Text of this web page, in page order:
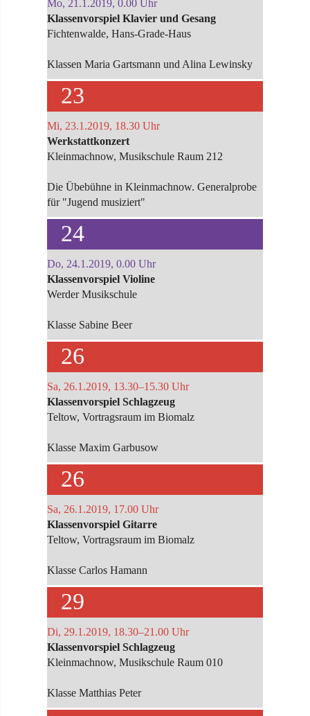
Mo, 21.1.2019, 0.00 Uhr
Klassenvorspiel Klavier und Gesang
Fichtenwalde, Hans-Grade-Haus
Klassen Maria Gartsmann und Alina Lewinsky
23
Mi, 23.1.2019, 18.30 Uhr
Werkstattkonzert
Kleinmachnow, Musikschule Raum 212
Die Übebühne in Kleinmachnow. Generalprobe
für "Jugend musiziert"
24
Do, 24.1.2019, 0.00 Uhr
Klassenvorspiel Violine
Werder Musikschule
Klasse Sabine Beer
26
Sa, 26.1.2019, 13.30–15.30 Uhr
Klassenvorspiel Schlagzeug
Teltow, Vortragsraum im Biomalz
Klasse Maxim Garbusow
26
Sa, 26.1.2019, 17.00 Uhr
Klassenvorspiel Gitarre
Teltow, Vortragsraum im Biomalz
Klasse Carlos Hamann
29
Di, 29.1.2019, 18.30–21.00 Uhr
Klassenvorspiel Schlagzeug
Kleinmachnow, Musikschule Raum 010
Klasse Matthias Peter